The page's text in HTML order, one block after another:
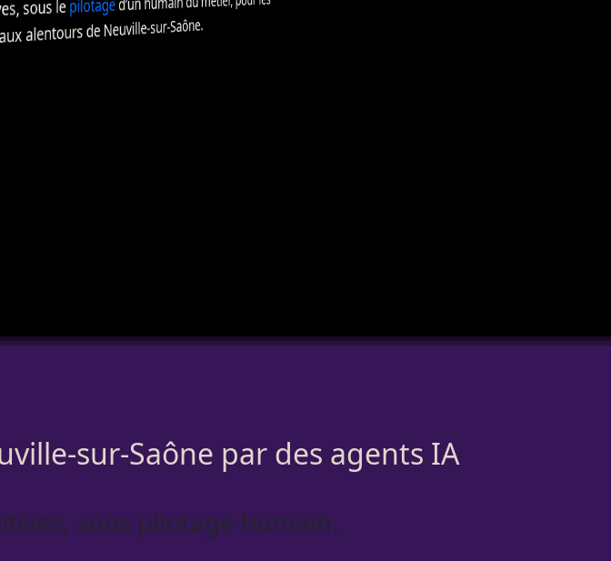
sous lepilotage
de Neuville-sur-Saône.
sur-Saône par des agents IA
sous pilotage humain.